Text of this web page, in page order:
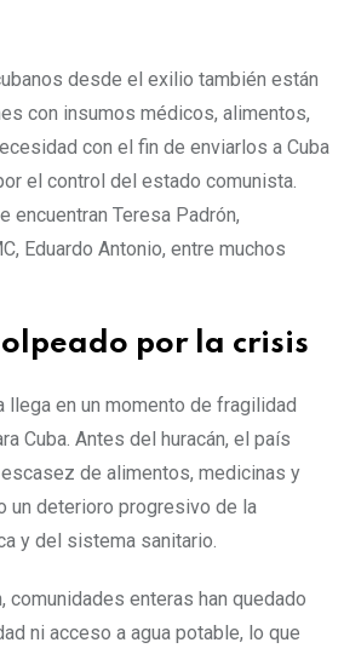
desde el exilio también están
con insumos médicos, alimentos,
con el fin de enviarlos a Cuba
el control del estado comunista.
encuentran Teresa Padrón,
Eduardo Antonio, entre muchos
por la crisis
en un momento de fragilidad
Cuba. Antes del huracán, el país
de alimentos, medicinas y
un deterioro progresivo de la
y del sistema sanitario.
comunidades enteras han quedado
ni acceso a agua potable, lo que